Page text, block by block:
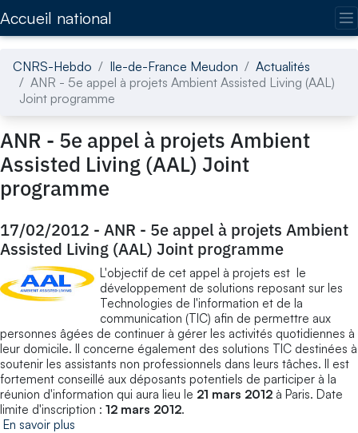
Accueil national
CNRS-Hebdo Ile-de-France Meudon
Actualités
ANR - 5e appel à projets Ambient Assisted Living (AAL)
Joint programme
ANR - 5e appel à projets Ambient
Assisted Living (AAL) Joint
programme
17/02/2012 - ANR - 5e appel à projets Ambient
Assisted Living (AAL) Joint programme
L'objectif de cet appel à projets est le
développement de solutions reposant sur les
Technologies de l'information et de la
communication (TIC) afin de permettre aux
personnes âgées de continuer à gérer les activités quotidiennes à
leur domicile. Il concerne également des solutions TIC destinées à
soutenir les assistants non professionnels dans leurs tâches. Il est
fortement conseillé aux déposants potentiels de participer à la
réunion d'information qui aura lieu le 21 mars 2012 à Paris. Date
limite d'inscription : 12 mars 2012.
En savoir plus